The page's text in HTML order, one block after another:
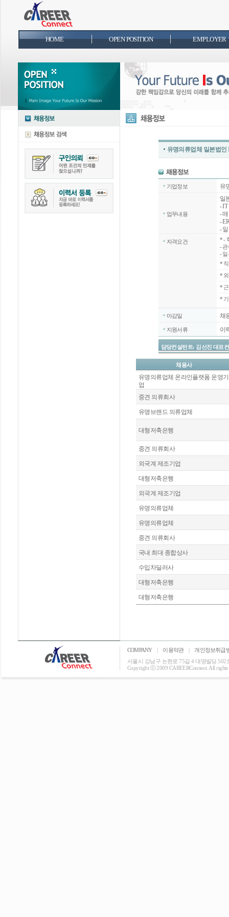
HOME OPEN POSITION EMPLOYER
유명의류업체 일본법
기업정보 유
업무내용
일
-
-
-
-
자격요건 *-
-
-
*
*
*
*
마감일 채
지원서류 이
담당컨설턴트: 김선진 대표
채용사
유명의류업체 온라인플랫폼 운영기
업
중견 의류회사
유명브랜드 의류업체
대형저축은행
중견 의류회사
외국계 제조기업
대형저축은행
외국계 제조기업
유명의류업체
유명의류업체
중견 의류회사
국내 최대 종합상사
수입차딜러사
대형저축은행
대형저축은행
COMPANY | 이용약관 |
개인정보취급
서울시 강남구 논현로 75길 4 대명빌딩 502
Copyright ⓒ 2009 CAREERConnect. All rights